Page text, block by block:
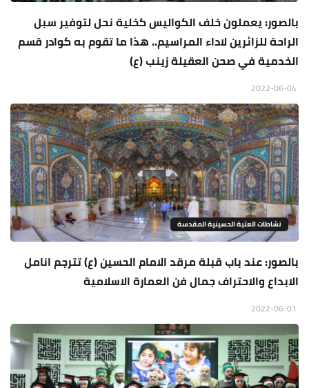
بالصور: يعملون خلف الكواليس كخلية نحل لتوفير سبل
الراحة للزائرين لاداء المراسيم.. هذا ما تقوم به كوادر قسم
الخدمية في صحن العقيلة زينب (ع)
نشاطات العتبة الحسينية المقدسة
بالصور: عند باب قبلة مرقد الامام الحسين (ع) تترجم انامل
الابداع والاحتراف جمال فن العمارة الاسلامية